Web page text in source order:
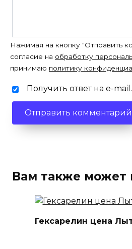
Нажимая на кнопку "Отправить
согласие на обработку
принимаю политику
Получить ответ на e-mail.
Вам также может
Гексарелин цена